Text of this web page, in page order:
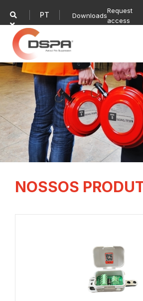


PT Downloads
Request
access
NOSSOS